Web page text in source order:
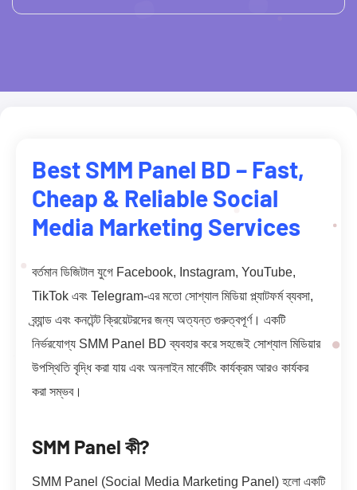
Best SMM Panel BD – Fast,
Cheap & Reliable Social
Media Marketing Services
বর্তমান ডিজিটাল যুগে Facebook, Instagram, YouTube,
TikTok এবং Telegram-এর মতো সোশ্যাল মিডিয়া প্ল্যাটফর্ম ব্যবসা,
ব্র্যান্ড এবং কনটেন্ট ক্রিয়েটরদের জন্য অত্যন্ত গুরুত্বপূর্ণ। একটি
নির্ভরযোগ্য SMM Panel BD ব্যবহার করে সহজেই সোশ্যাল মিডিয়ার
উপস্থিতি বৃদ্ধি করা যায় এবং অনলাইন মার্কেটিং কার্যক্রম আরও কার্যকর
করা সম্ভব।
SMM Panel কী?
SMM Panel (Social Media Marketing Panel) হলো একটি